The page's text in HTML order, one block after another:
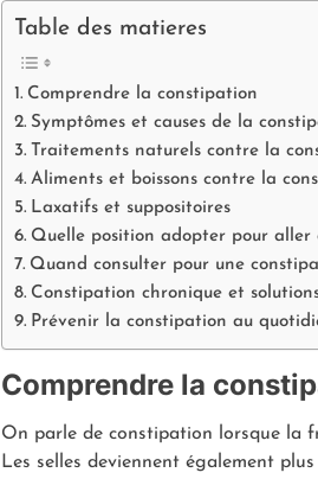
Table des matieres
Comprendre la constipation
Symptômes et causes de la
Traitements naturels contre la
Aliments et boissons contre la
Laxatifs et suppositoires
Quelle position adopter pour aller
Quand consulter pour une
Constipation chronique et
Prévenir la constipation au
Comprendre la
On parle de constipation lorsque la
Les selles deviennent également